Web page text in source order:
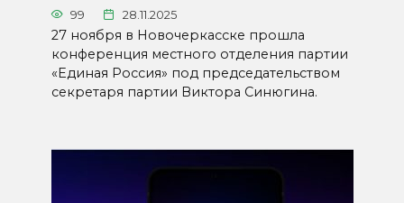
99 28.11.2025
27 ноября в Новочеркасске прошла
конференция местного отделения партии
«Единая Россия» под председательством
секретаря партии Виктора Синюгина.